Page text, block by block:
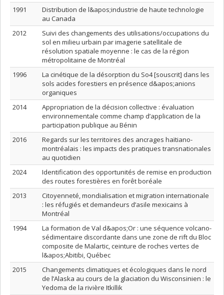
1991
Distribution de l&apos;industrie de haute technologie
au Canada
2012
Suivi des changements des utilisations/occupations du
sol en milieu urbain par imagerie satellitale de
résolution spatiale moyenne : le cas de la région
métropolitaine de Montréal
1996
La cinétique de la désorption du So4 [souscrit] dans les
sols acides forestiers en présence d&apos;anions
organiques
2014
Appropriation de la décision collective : évaluation
environnementale comme champ d’application de la
participation publique au Bénin
2016
Regards sur les territoires des ancrages haïtiano-
montréalais : les impacts des pratiques transnationales
au quotidien
2024
Identification des opportunités de remise en production
des routes forestières en forêt boréale
2013
Citoyenneté, mondialisation et migration internationale
: les réfugiés et demandeurs d’asile mexicains à
Montréal
1994
La formation de Val d&apos;Or : une séquence volcano-
sédimentaire discordante dans une zone de rift du Bloc
composite de Malartic, ceinture de roches vertes de
l&apos;Abitibi, Québec
2015
Changements climatiques et écologiques dans le nord
de l’Alaska au cours de la glaciation du Wisconsinien : le
Yedoma de la rivière Itkillik